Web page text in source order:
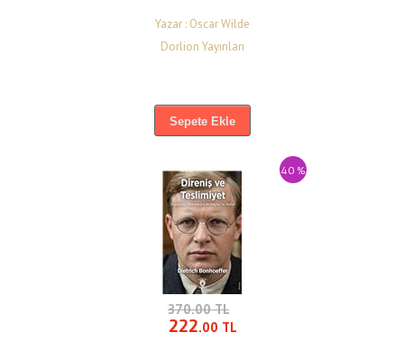
Yazar : Oscar Wilde
Dorlion Yayınları
Sepete Ekle
40 %
370.00 TL
222.00 TL